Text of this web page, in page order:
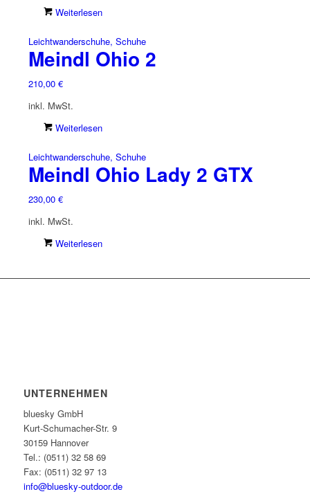
Weiterlesen
Leichtwanderschuhe, Schuhe
Meindl Ohio 2
210,00 €
inkl. MwSt.
Weiterlesen
Leichtwanderschuhe, Schuhe
Meindl Ohio Lady 2 GTX
230,00 €
inkl. MwSt.
Weiterlesen
UNTERNEHMEN
bluesky GmbH
Kurt-Schumacher-Str. 9
30159 Hannover
Tel.: (0511) 32 58 69
Fax: (0511) 32 97 13
info@bluesky-outdoor.de